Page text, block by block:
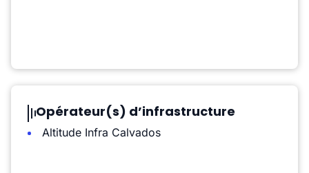
Opérateur(s) d’infrastructure
Altitude Infra Calvados